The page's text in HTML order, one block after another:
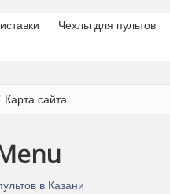
Чехлы для пультов
Карта сайта
в Казани